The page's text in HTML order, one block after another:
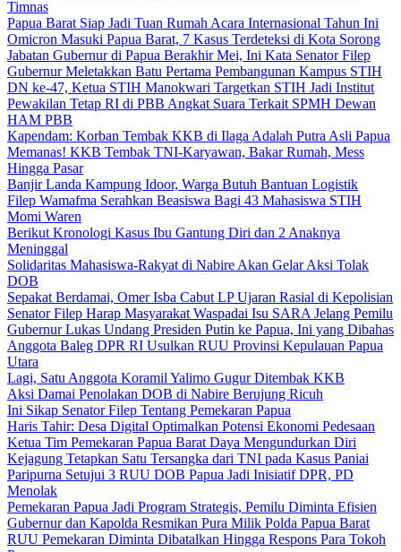
Timnas
Papua Barat Siap Jadi Tuan Rumah Acara Internasional Tahun Ini
Omicron Masuki Papua Barat, 7 Kasus Terdeteksi di Kota Sorong
Jabatan Gubernur di Papua Berakhir Mei, Ini Kata Senator Filep
Gubernur Meletakkan Batu Pertama Pembangunan Kampus STIH
DN ke-47, Ketua STIH Manokwari Targetkan STIH Jadi Institut
Pewakilan Tetap RI di PBB Angkat Suara Terkait SPMH Dewan
HAM PBB
Kapendam: Korban Tembak KKB di Ilaga Adalah Putra Asli Papua
Memanas! KKB Tembak TNI-Karyawan, Bakar Rumah, Mess
Hingga Pasar
Banjir Landa Kampung Idoor, Warga Butuh Bantuan Logistik
Filep Wamafma Serahkan Beasiswa Bagi 43 Mahasiswa STIH
Momi Waren
Berikut Kronologi Kasus Ibu Gantung Diri dan 2 Anaknya
Meninggal
Solidaritas Mahasiswa-Rakyat di Nabire Akan Gelar Aksi Tolak
DOB
Sepakat Berdamai, Omer Isba Cabut LP Ujaran Rasial di Kepolisian
Senator Filep Harap Masyarakat Waspadai Isu SARA Jelang Pemilu
Gubernur Lukas Undang Presiden Putin ke Papua, Ini yang Dibahas
Anggota Baleg DPR RI Usulkan RUU Provinsi Kepulauan Papua
Utara
Lagi, Satu Anggota Koramil Yalimo Gugur Ditembak KKB
Aksi Damai Penolakan DOB di Nabire Berujung Ricuh
Ini Sikap Senator Filep Tentang Pemekaran Papua
Haris Tahir: Desa Digital Optimalkan Potensi Ekonomi Pedesaan
Ketua Tim Pemekaran Papua Barat Daya Mengundurkan Diri
Kejagung Tetapkan Satu Tersangka dari TNI pada Kasus Paniai
Paripurna Setujui 3 RUU DOB Papua Jadi Inisiatif DPR, PD
Menolak
Pemekaran Papua Jadi Program Strategis, Pemilu Diminta Efisien
Gubernur dan Kapolda Resmikan Pura Milik Polda Papua Barat
RUU Pemekaran Diminta Dibatalkan Hingga Respons Para Tokoh